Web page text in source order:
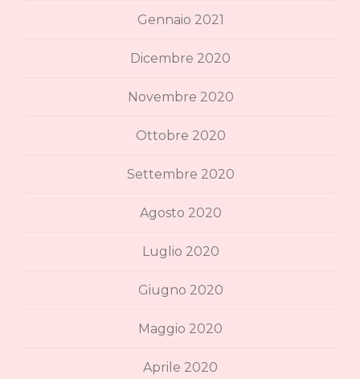
Gennaio 2021
Dicembre 2020
Novembre 2020
Ottobre 2020
Settembre 2020
Agosto 2020
Luglio 2020
Giugno 2020
Maggio 2020
Aprile 2020